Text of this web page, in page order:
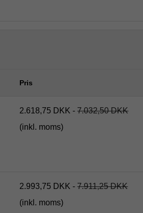
Pris
2.618,75 DKK -7.032,50 DKK
(inkl. moms)
2.993,75 DKK -7.911,25 DKK
(inkl. moms)